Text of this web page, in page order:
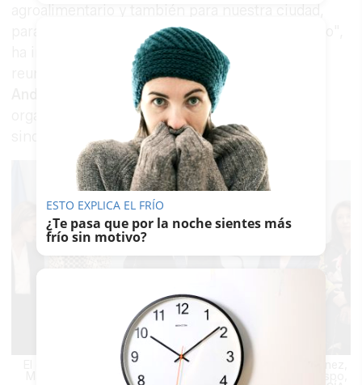
agroalimentario y también para nuestra ciudad,
para Andalucía y España. Queremos ser ejemplo",
ha incidido García-Pelayo, anfitriona de una
reunión entre consejeros de laJunta de
, eurodiputados, y representantes de
organizaciones agrarias, cooperativas o
El eurodiputado Juan Ignacio Zoido, con Almudena Martínez,
María José García-Pelayo, Cuca Gamarra y Carmen Crespo,
ESTO EXPLICA EL FRÍO
¿Te pasa que por la noche sientes más
frío sin motivo?